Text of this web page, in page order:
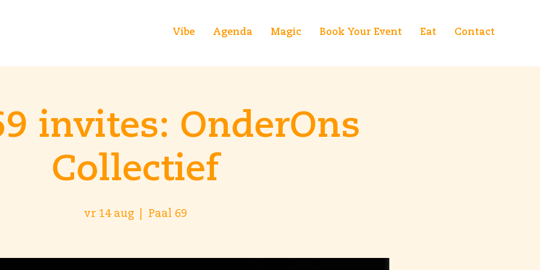
Vibe Agenda Magic Book Your Event Eat Contact
invites: OnderOns
Collectief
vr 14 aug
  |
Paal 69